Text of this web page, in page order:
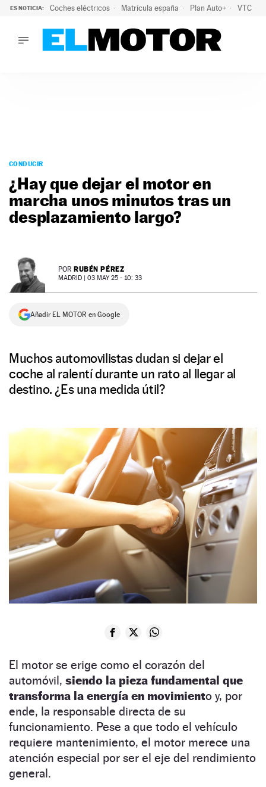
ES NOTICIA: Coches eléctricos Matrícula españa Plan Auto+ VTC
PODCAST
MOTOS
TECNOLOGÍA
SUPERCOCHES
SERVICIOS
NEWSLETTER
SÍGUENOS
CONDUCIR
¿Hay que dejar el motor en
marcha unos minutos tras un
desplazamiento largo?
POR RUBÉN PÉREZ
MADRID | 03 MAY 25 - 10: 33
Añadir EL MOTOR en Google
Muchos automovilistas dudan si dejar el
coche al ralentí durante un rato al llegar al
destino. ¿Es una medida útil?
El motor se erige como el corazón del
automóvil, siendo la pieza fundamental que
transforma la energía en movimiento y, por
ende, la responsable directa de su
funcionamiento. Pese a que todo el vehículo
requiere mantenimiento, el motor merece una
atención especial por ser el eje del rendimiento
general.